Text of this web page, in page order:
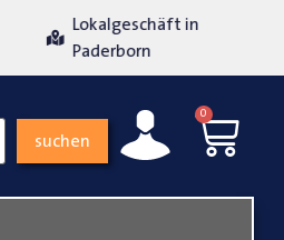
Über 15 Jahre Erfahrung
suchen
0